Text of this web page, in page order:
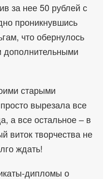
за нее 50 рублей с
проникнувшись
что обернулось
старыми
вырезала все
а все остальное – в
виток творчества не
ждать!
дипломы о